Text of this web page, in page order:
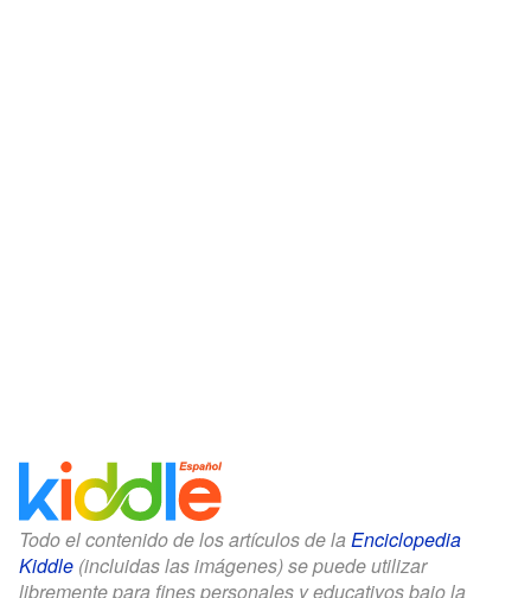
Todo el contenido de los artículos de la Enciclopedia
Kiddle (incluidas las imágenes) se puede utilizar
libremente para fines personales y educativos bajo la